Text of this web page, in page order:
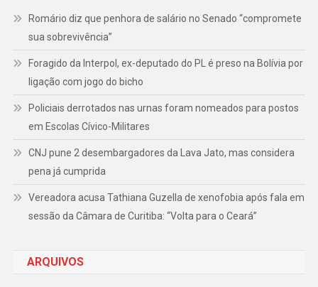
Romário diz que penhora de salário no Senado “compromete
sua sobrevivência”
Foragido da Interpol, ex-deputado do PL é preso na Bolívia por
ligação com jogo do bicho
Policiais derrotados nas urnas foram nomeados para postos
em Escolas Cívico-Militares
CNJ pune 2 desembargadores da Lava Jato, mas considera
pena já cumprida
Vereadora acusa Tathiana Guzella de xenofobia após fala em
sessão da Câmara de Curitiba: “Volta para o Ceará”
ARQUIVOS